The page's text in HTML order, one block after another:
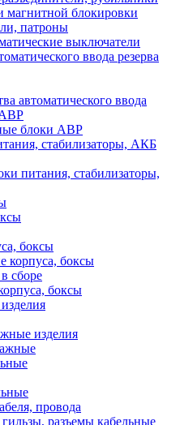
магнитной блокировки
патроны
выключатели
ввода резерва
автоматического ввода
АВР
блоки АВР
стабилизаторы, АКБ
питания, стабилизаторы,
боксы
корпуса, боксы
сборе
боксы
изделия
провода
разъемы кабельные